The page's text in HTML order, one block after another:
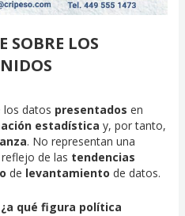
SOBRE LOS
los datos presentados en
estadística y, por tanto,
. No representan una
de las tendencias
de levantamiento de datos.
qué figura política